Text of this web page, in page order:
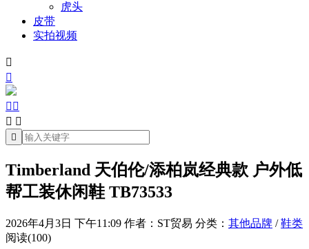
虎头
皮带
实拍视频


 
 

Timberland 天伯伦/添柏岚经典款 户外低
帮工装休闲鞋 TB73533
2026年4月3日 下午11:09 作者：ST贸易 分类： 其他品牌 /鞋类
阅读(100)